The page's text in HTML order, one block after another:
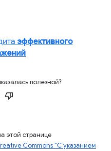
эффективного
полезной?
этой странице
Commons "С указанием